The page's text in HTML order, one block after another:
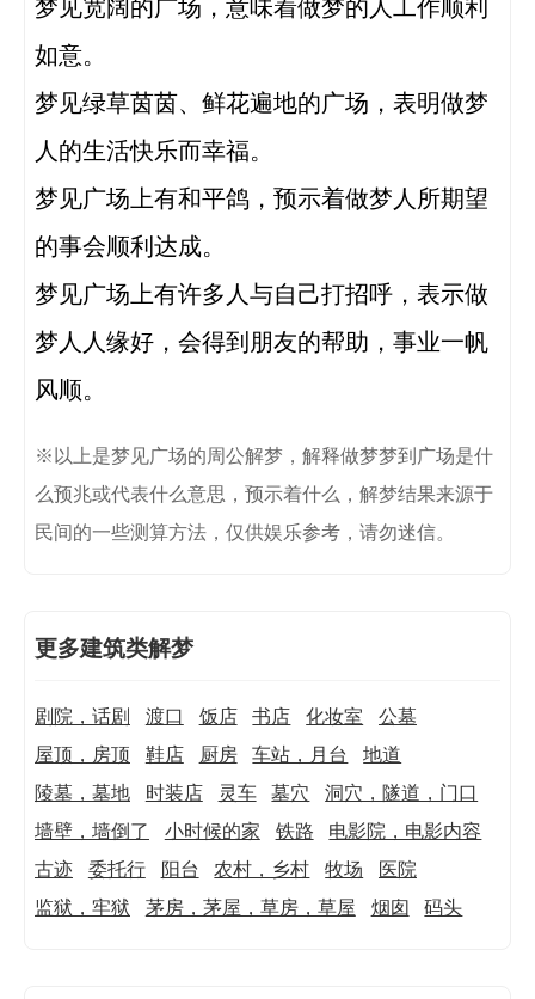
梦见宽阔的广场，意味着做梦的人工作顺利
如意。
梦见绿草茵茵、鲜花遍地的广场，表明做梦
人的生活快乐而幸福。
梦见广场上有和平鸽，预示着做梦人所期望
的事会顺利达成。
梦见广场上有许多人与自己打招呼，表示做
梦人人缘好，会得到朋友的帮助，事业一帆
风顺。
※以上是梦见广场的周公解梦，解释做梦梦到广场是什
么预兆或代表什么意思，预示着什么，解梦结果来源于
民间的一些测算方法，仅供娱乐参考，请勿迷信。
更多建筑类解梦
剧院，话剧 渡口 饭店 书店 化妆室
公墓
屋顶，房顶
鞋店 厨房 车站，月台
地道
陵墓，墓地
时装店 灵车 墓穴
洞穴，隧道，门口
墙壁，墙倒了
小时候的家 铁路
电影院，电影内容
古迹
委托行 阳台 农村，乡村 牧场
医院
监狱，牢狱
茅房，茅屋，草房，草屋 烟囱 码头